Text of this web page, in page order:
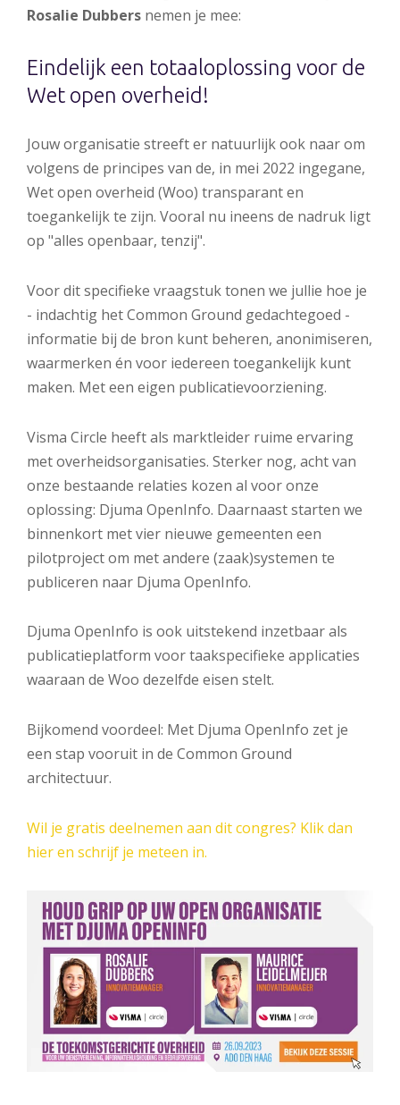
Rosalie Dubbers nemen je mee:
Eindelijk een totaaloplossing voor de
Wet open overheid!
Jouw organisatie streeft er natuurlijk ook naar om
volgens de principes van de, in mei 2022 ingegane,
Wet open overheid (Woo) transparant en
toegankelijk te zijn. Vooral nu ineens de nadruk ligt
op "alles openbaar, tenzij".
Voor dit specifieke vraagstuk tonen we jullie hoe je
- indachtig het Common Ground gedachtegoed -
informatie bij de bron kunt beheren, anonimiseren,
waarmerken én voor iedereen toegankelijk kunt
maken. Met een eigen publicatievoorziening.
Visma Circle heeft als marktleider ruime ervaring
met overheidsorganisaties. Sterker nog, acht van
onze bestaande relaties kozen al voor onze
oplossing: Djuma OpenInfo. Daarnaast starten we
binnenkort met vier nieuwe gemeenten een
pilotproject om met andere (zaak)systemen te
publiceren naar Djuma OpenInfo.
Djuma OpenInfo is ook uitstekend inzetbaar als
publicatieplatform voor taakspecifieke applicaties
waaraan de Woo dezelfde eisen stelt.
Bijkomend voordeel: Met Djuma OpenInfo zet je
een stap vooruit in de Common Ground
architectuur.
Wil je gratis deelnemen aan dit congres? Klik dan
hier en schrijf je meteen in.